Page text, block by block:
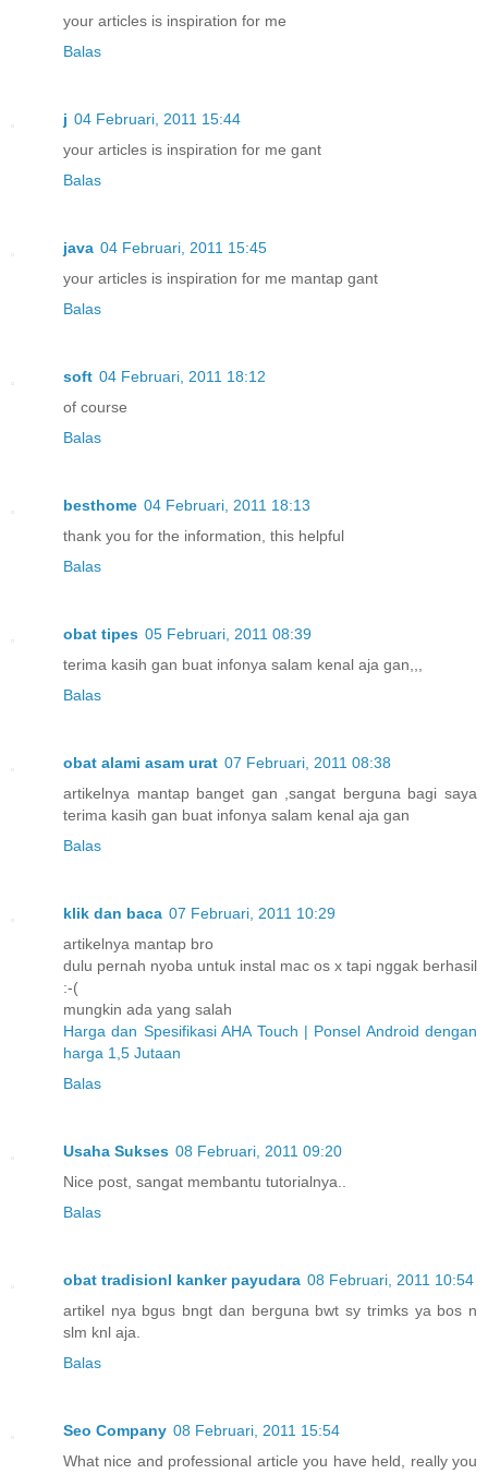
your articles is inspiration for me
Balas
j 04 Februari, 2011 15:44
your articles is inspiration for me gant
Balas
java 04 Februari, 2011 15:45
your articles is inspiration for me mantap gant
Balas
soft 04 Februari, 2011 18:12
of course
Balas
besthome 04 Februari, 2011 18:13
thank you for the information, this helpful
Balas
obat tipes 05 Februari, 2011 08:39
terima kasih gan buat infonya salam kenal aja gan,,,
Balas
obat alami asam urat 07 Februari, 2011 08:38
artikelnya mantap banget gan ,sangat berguna bagi saya
terima kasih gan buat infonya salam kenal aja gan
Balas
klik dan baca 07 Februari, 2011 10:29
artikelnya mantap bro
dulu pernah nyoba untuk instal mac os x tapi nggak berhasil
:-(
mungkin ada yang salah
Harga dan Spesifikasi AHA Touch | Ponsel Android dengan
harga 1,5 Jutaan
Balas
Usaha Sukses 08 Februari, 2011 09:20
Nice post, sangat membantu tutorialnya..
Balas
obat tradisionl kanker payudara 08 Februari, 2011 10:54
artikel nya bgus bngt dan berguna bwt sy trimks ya bos n
slm knl aja.
Balas
Seo Company 08 Februari, 2011 15:54
What nice and professional article you have held, really you